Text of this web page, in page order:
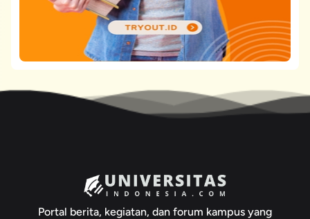
Portal berita, kegiatan, dan forum kampus yang